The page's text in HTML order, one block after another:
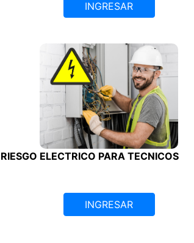
INGRESAR
RIESGO ELECTRICO PARA TECNICOS
INGRESAR